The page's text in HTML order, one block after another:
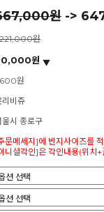
원 ->
원
원
원
리비쥬
울시 종로구
문메세지]에 반지사이즈를
니셜각인]은 각인내용(위치